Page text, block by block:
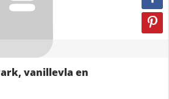
vanillevla en